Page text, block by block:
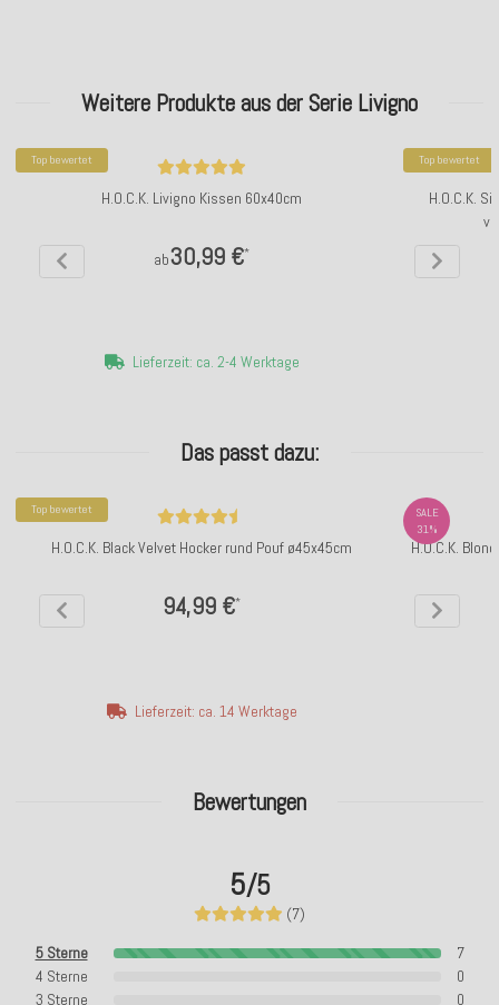
Bewertungen
5/5
(7)
5 Sterne
7
4 Sterne
0
3 Sterne
0
Weitere Produkte aus der Serie Livigno
Top bewertet
H.O.C.K. Livigno Kissen 60x40cm
ab30,99 €*
Lieferzeit: ca. 2-4 Werktage
Top bewertet
H.O.C.K.
Das passt dazu:
Top bewertet
H.O.C.K. Black Velvet Hocker rund Pouf ø45x45cm
94,99 €*
Lieferzeit: ca. 14 Werktage
SALE
31%
H.O.C.K.